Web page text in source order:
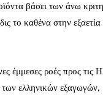
βάσει των άνω
το καθένα στην εξαετία
έμμεσες ροές προς τις
ελληνικών εξαγωγών,